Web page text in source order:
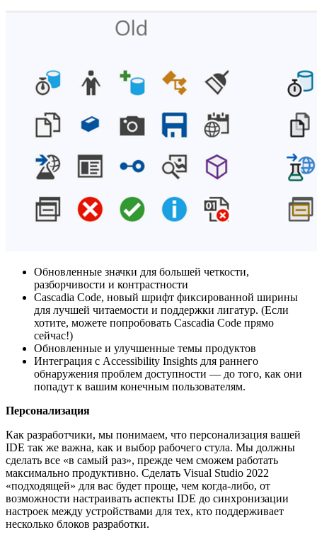
Обновленные значки для большей четкости,
разборчивости и контрастности
Cascadia Code, новый шрифт фиксированной ширины
для лучшей читаемости и поддержки лигатур. (Если
хотите, можете попробовать Cascadia Code прямо
сейчас!)
Обновленные и улучшенные темы продуктов
Интеграция с Accessibility Insights для раннего
обнаружения проблем доступности — до того, как они
попадут к вашим конечным пользователям.
Персонализация
Как разработчики, мы понимаем, что персонализация вашей
IDE так же важна, как и выбор рабочего стула. Мы должны
сделать все «в самый раз», прежде чем сможем работать
максимально продуктивно. Сделать Visual Studio 2022
«подходящей» для вас будет проще, чем когда-либо, от
возможности настраивать аспекты IDE до синхронизации
настроек между устройствами для тех, кто поддерживает
несколько блоков разработки.